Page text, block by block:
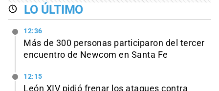
LO ÚLTIMO
12:36
Más de 300 personas participaron del tercer
encuentro de Newcom en Santa Fe
12:15
León XIV pidió frenar los ataques contra